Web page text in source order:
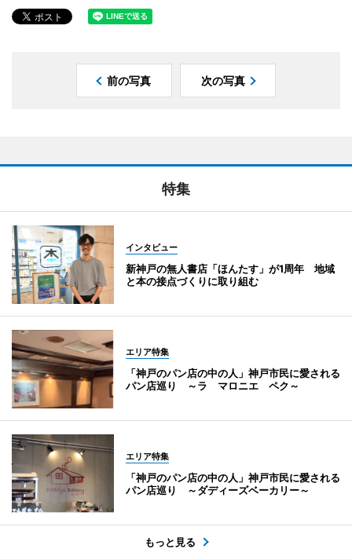
前の写真 次の写真
特集
インタビュー
新神戸の無人書店「ほんたす」が1周年 地域
と本の接点づくりに取り組む
エリア特集
「神戸のパン店の中の人」神戸市民に愛される
パン店巡り ～ラ マロニエ ペク～
エリア特集
「神戸のパン店の中の人」神戸市民に愛される
パン店巡り ～ダディーズベーカリー～
もっと見る